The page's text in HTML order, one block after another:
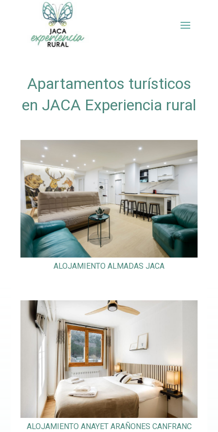
Apartamentos turísticos
en JACA Experiencia rural
ALOJAMIENTO ALMADAS JACA
ALOJAMIENTO ANAYET ARAÑONES CANFRANC